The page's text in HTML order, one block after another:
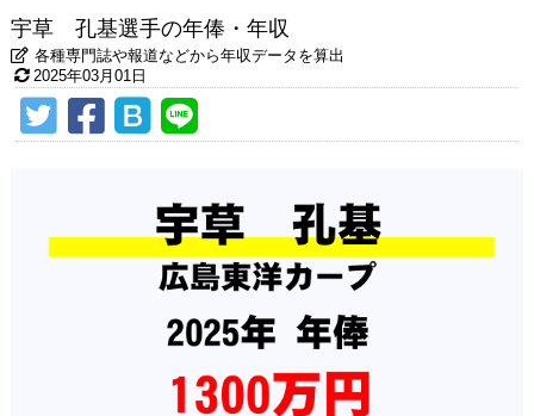
宇草 孔基選手の年俸・年収
各種専門誌や報道などから年収データを算出
2025年03月01日